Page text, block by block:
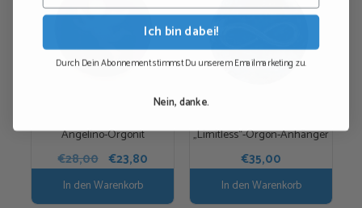
Angelino-Orgonit
€28,00 Ursprünglicher
Preis
war:
€23,80Aktueller
In den Warenkorb
„Limitless“-Orgon-Anhänger
€35,00
In den Warenkorb
Ich bin dabei!
Durch Dein Abonnement stimmst Du unserem Emailmarketing zu.
Nein, danke.